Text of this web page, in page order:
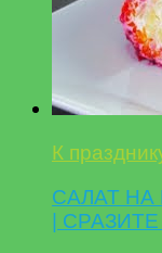
К
САЛАТ НА
|